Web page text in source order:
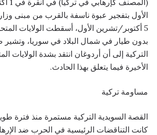
الأول بتفجير عبوة ناسفة بالقرب من مبنى
5 أكتوبر/تشرين الأول، أسقطت الولايات
بدون طيار في شمال البلاد في سوريا،
التركية إلى أن أردوغان انتقد بشدة الولايات
الأخيرة فيما يتعلق بهذا الحادث.
مساومة تركية
القصة السويدية التركية مستمرة منذ فترة
كانت التناقضات الرئيسية في الحرب ضد